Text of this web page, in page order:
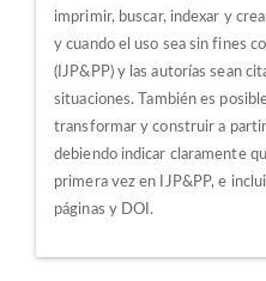
imprimir, buscar, indexar y
y cuando el uso sea sin fines
(IJP&PP) y las autorías sean
situaciones.
También es
transformar y construir a
debiendo indicar claramente
primera vez en IJP&PP, e
páginas y DOI.